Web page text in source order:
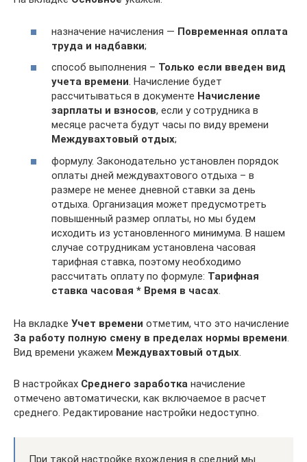
назначение начисления — Повременная оплата
труда и надбавки;
способ выполнения – Только если введен вид
учета времени. Начисление будет
рассчитываться в документе Начисление
зарплаты и взносов, если у сотрудника в
месяце расчета будут часы по виду времени
Междувахтовый отдых;
формулу. Законодательно установлен порядок
оплаты дней междувахтового отдыха – в
размере не менее дневной ставки за день
отдыха. Организация может предусмотреть
повышенный размер оплаты, но мы будем
исходить из установленного минимума. В нашем
случае сотрудникам установлена часовая
тарифная ставка, поэтому необходимо
рассчитать оплату по формуле: Тарифная
ставка часовая * Время в часах
На вкладке Учет времени отметим, что это начисление
За работу полную смену в пределах нормы времени
Вид времени укажем Междувахтовый отдых
В настройках Среднего заработка начисление
отмечено автоматически, как включаемое в расчет
среднего. Редактирование настройки недоступно.
При такой настройке вхождения в средний мы